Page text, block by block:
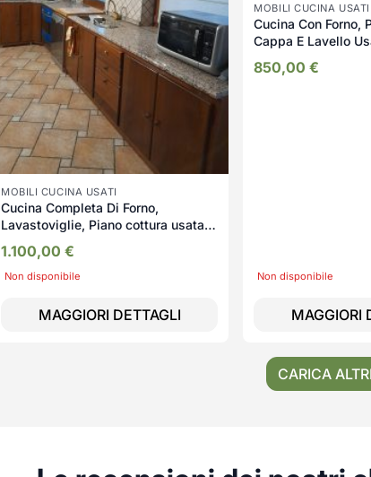
MOBILI CUCINA USATI
Cucina Completa Di Forno,
Lavastoviglie, Piano cottura usata
1.100,00 €
Non disponibile
MAGGIORI DETTAGLI
MOBILI CUCINA USATI
Cucina Con Forno,
Cappa E Lavello
850,00€
Non disponibile
MAGGIORI
CARICA